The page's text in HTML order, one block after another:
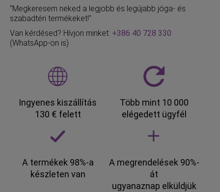
"Megkeresem neked a legjobb és legújabb jóga- és
szabadtéri termékeket!"
Van kérdésed? Hívjon minket: +386 40 728 330
(WhatsApp-on is)
Ingyenes kiszállítás
130 € felett
Több mint 10 000
elégedett ügyfél
A termékek 98%-a
készleten van
A megrendelések 90%-
át
ugyanaznap elküldjük